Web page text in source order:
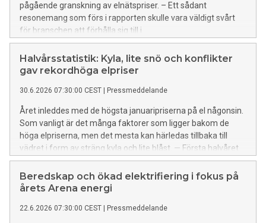
pågående granskning av elnätspriser. – Ett sådant
resonemang som förs i rapporten skulle vara väldigt svårt
för branschen att förhålla sig till i
prissättningen. Skulle verkligen prissättning och
intäktsnivåer som håller sig inom ellagens
bestämmelser kunna vara oskäliga enligt annan
Energiföretagen Sverige.
Halvårsstatistik: Kyla, lite snö och konflikter
gav rekordhöga elpriser
30.6.2026 07:30:00 CEST Pressmeddelande
Året inleddes med de högsta januaripriserna på el någonsin.
Som vanligt är det många faktorer som ligger bakom de
höga elpriserna, men det mesta kan härledas tillbaka till
vädret i form av sträng kyla och lite blåst. — Första halvåret
har varit omvända världen jämfört med förra året. Stark
kyla, lite vind, dåligt med snö och krig har dragit upp
elpriserna säger Energiföretagen Sveriges
Beredskap och ökad elektrifiering i fokus på
årets Arena energi
22.6.2026 07:30:00 CEST Pressmeddelande